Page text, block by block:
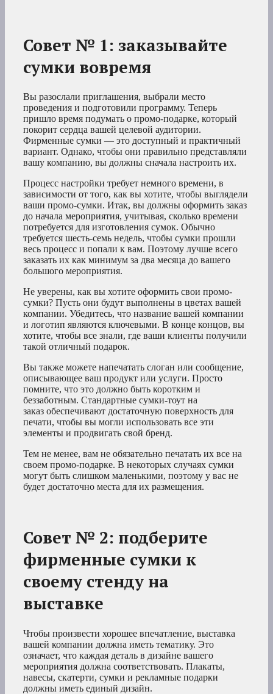
Совет № 1: заказывайте
сумки вовремя
Вы разослали приглашения, выбрали место
проведения и подготовили программу. Теперь
пришло время подумать о промо-подарке, который
покорит сердца вашей целевой аудитории.
Фирменные сумки — это доступный и практичный
вариант. Однако, чтобы они правильно представляли
вашу компанию, вы должны сначала настроить их.
Процесс настройки требует немного времени, в
зависимости от того, как вы хотите, чтобы выглядели
ваши промо-сумки. Итак, вы должны оформить заказ
до начала мероприятия, учитывая, сколько времени
потребуется для изготовления сумок. Обычно
требуется шесть-семь недель, чтобы сумки прошли
весь процесс и попали к вам. Поэтому лучше всего
заказать их как минимум за два месяца до вашего
большого мероприятия.
Не уверены, как вы хотите оформить свои промо-
сумки? Пусть они будут выполнены в цветах вашей
компании. Убедитесь, что название вашей компании
и логотип являются ключевыми. В конце концов, вы
хотите, чтобы все знали, где ваши клиенты получили
такой отличный подарок.
Вы также можете напечатать слоган или сообщение,
описывающее ваш продукт или услуги. Просто
помните, что это должно быть коротким и
беззаботным. Стандартные сумки-тоут на
заказ обеспечивают достаточную поверхность для
печати, чтобы вы могли использовать все эти
элементы и продвигать свой бренд.
Тем не менее, вам не обязательно печатать их все на
своем промо-подарке. В некоторых случаях сумки
могут быть слишком маленькими, поэтому у вас не
будет достаточно места для их размещения.
Совет № 2: подберите
фирменные сумки к
своему стенду на
выставке
Чтобы произвести хорошее впечатление, выставка
вашей компании должна иметь тематику. Это
означает, что каждая деталь в дизайне вашего
мероприятия должна соответствовать. Плакаты,
навесы, скатерти, сумки и рекламные подарки
должны иметь единый дизайн.